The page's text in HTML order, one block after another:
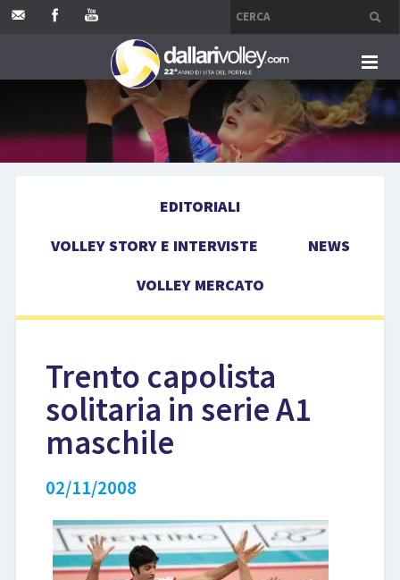
HOME
EVENTI
EDITORIALI
VOLLEY STORY E INTERVISTE
NEWS
VOLLEY MERCATO
Trento capolista
solitaria in serie A1
maschile
02/11/2008